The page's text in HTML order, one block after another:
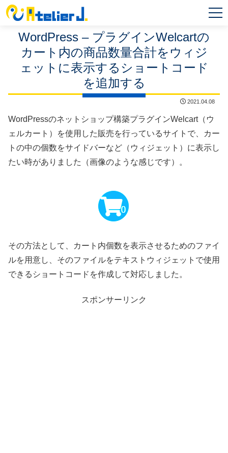
WordPress – プラグインWelcartの
カート内の商品数量合計をウィジ
ェットに表示するショートコード
を追加する
2021.04.08
WordPressのネットショップ構築プラグインWelcart（ウ
ェルカート）を使用した販売を行っているサイトで、カー
トの中の個数をサイドバーなど（ウィジェット）に表示し
たい時がありました（画像のような感じです）。
その方法として、カート内個数を表示させるためのファイ
ルを用意し、そのファイルをテキストウィジェットで使用
できるショートコードを作成して対応しました。
スポンサーリンク